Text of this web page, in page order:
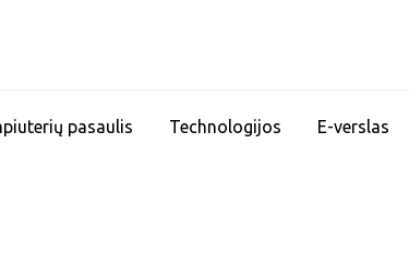
pasaulis Technologijos E-verslas